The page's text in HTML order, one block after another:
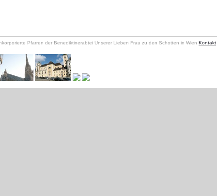
Pfarren der Benediktinerabtei Unserer Lieben Frau zu den Schotten in Wien Kontakt